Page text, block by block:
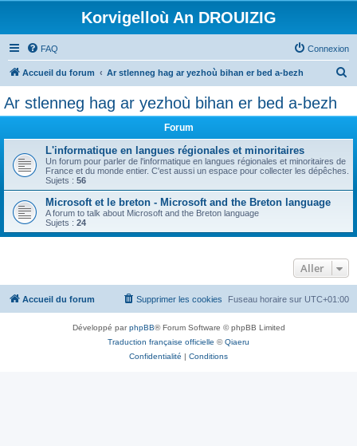
Korvigelloù An DROUIZIG
FAQ Connexion
Accueil du forum Ar stlenneg hag ar yezhoù bihan er bed a-bezh
Ar stlenneg hag ar yezhoù bihan er bed a-bezh
Forum
L'informatique en langues régionales et minoritaires
Un forum pour parler de l'informatique en langues régionales et minoritaires de
France et du monde entier. C'est aussi un espace pour collecter les dépêches.
Sujets : 56
Microsoft et le breton - Microsoft and the Breton language
A forum to talk about Microsoft and the Breton language
Sujets : 24
Aller
Accueil du forum Fuseau horaire sur UTC+01:00
Supprimer les cookies
Développé parphpBB® Forum Software © phpBB Limited
Traduction française officielle ©Qiaeru
Confidentialité | Conditions